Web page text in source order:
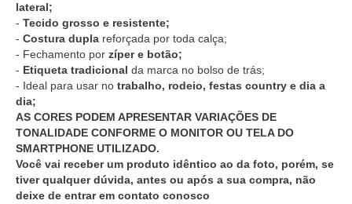
lateral;
- Tecido grosso e resistente;
- Costura dupla reforçada por toda calça;
- Fechamento por zíper e botão;
- Etiqueta tradicional da marca no bolso de trás;
- Ideal para usar no trabalho, rodeio, festas country e dia a
dia;
AS CORES PODEM APRESENTAR VARIAÇÕES DE
TONALIDADE CONFORME O MONITOR OU TELA DO
SMARTPHONE UTILIZADO.
Você vai receber um produto idêntico ao da foto, porém, se
tiver qualquer dúvida, antes ou após a sua compra, não
deixe de entrar em contato conosco